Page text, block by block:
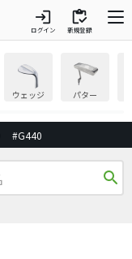
login
ログイン
inventory
新規登録
ウェッジ パター
#G440
search